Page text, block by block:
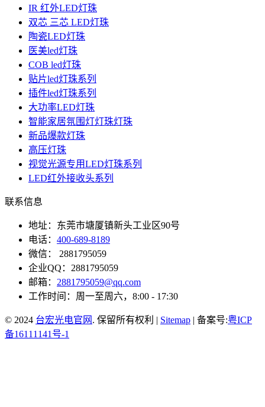
IR 红外LED灯珠
双芯 三芯 LED灯珠
陶瓷LED灯珠
医美led灯珠
COB led灯珠
贴片led灯珠系列
插件led灯珠系列
大功率LED灯珠
智能家居氛围灯灯珠灯珠
新品爆款灯珠
高压灯珠
视觉光源专用LED灯珠系列
LED红外接收头系列
联系信息
地址：东莞市塘厦镇新头工业区90号
电话： 400-689-8189
微信： 2881795059
企业QQ：2881795059
邮箱： 2881795059@qq.com
工作时间：周一至周六，8:00 - 17:30
© 2024 台宏光电官网 . 保留所有权利 | Sitemap | 备案号:粤ICP
备16111141号-1